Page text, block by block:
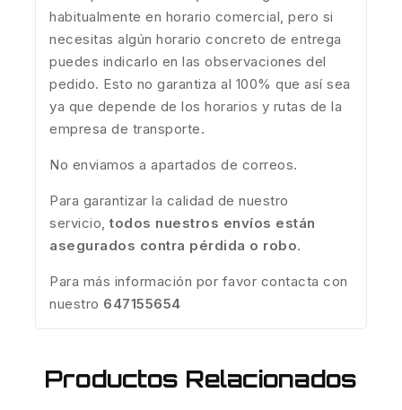
habitualmente en horario comercial, pero si
necesitas algún horario concreto de entrega
puedes indicarlo en las observaciones del
pedido. Esto no garantiza al 100% que así sea
ya que depende de los horarios y rutas de la
empresa de transporte.
No enviamos a apartados de correos.
Para garantizar la calidad de nuestro
servicio,todos nuestros envíos están
asegurados contra pérdida o robo.
Para más información por favor contacta con
nuestro 647155654
Productos Relacionados